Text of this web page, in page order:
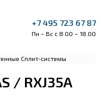
+7 495 723 67 87
Пн – Вс с 8.00 – 18.00
Сплит-системы
/ RXJ35A